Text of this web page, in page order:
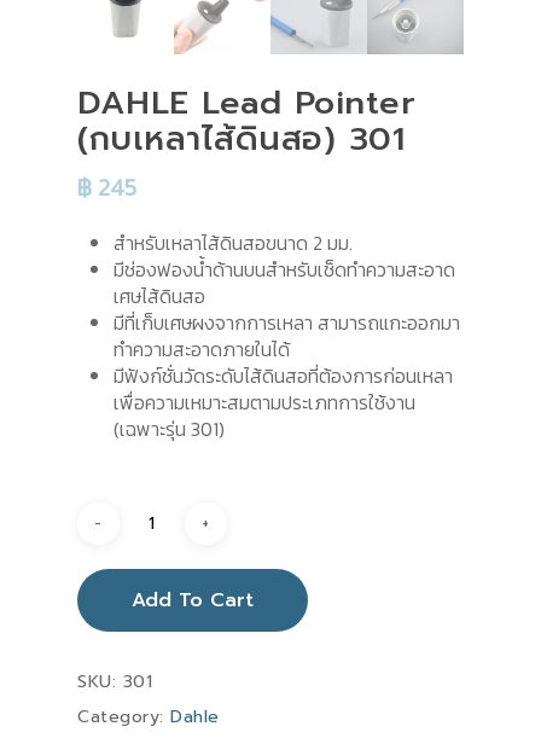
DAHLE Lead Pointer
(กบเหลาไส้ดินสอ) 301
฿ 245
สำหรับเหลาไส้ดินสอขนาด 2 มม.
มีช่องฟองน้ำด้านบนสำหรับเช็ดทำความสะอาด
เศษไส้ดินสอ
มีที่เก็บเศษผงจากการเหลา สามารถแกะออกมา
ทำความสะอาดภายในได้
มีฟังก์ชั่นวัดระดับไส้ดินสอที่ต้องการก่อนเหลา
เพื่อความเหมาะสมตามประเภทการใช้งาน
(เฉพาะรุ่น 301)
Add To Cart
SKU: 301
Category: Dahle